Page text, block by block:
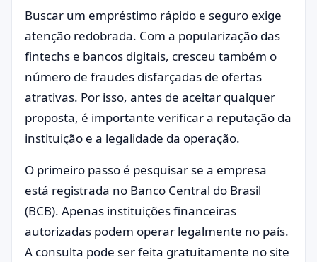
Buscar um empréstimo rápido e seguro exige
atenção redobrada. Com a popularização das
fintechs e bancos digitais, cresceu também o
número de fraudes disfarçadas de ofertas
atrativas. Por isso, antes de aceitar qualquer
proposta, é importante verificar a reputação da
instituição e a legalidade da operação.
O primeiro passo é pesquisar se a empresa
está registrada no Banco Central do Brasil
(BCB). Apenas instituições financeiras
autorizadas podem operar legalmente no país.
A consulta pode ser feita gratuitamente no site